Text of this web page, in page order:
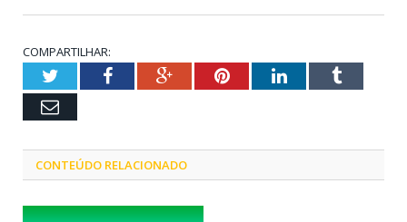
COMPARTILHAR:
TwitterFacebookGoogle+PinterestLinkedInTumblr
Email
CONTEÚDO RELACIONADO